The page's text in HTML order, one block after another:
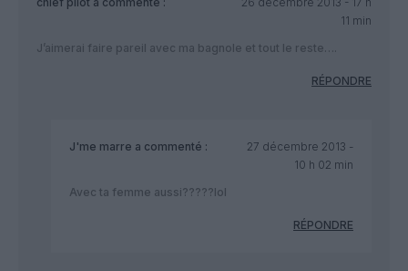
11 min
J’aimerai faire pareil avec ma bagnole et tout le reste….
RÉPONDRE
J'me marre a commenté :
27 décembre 2013 -
10 h 02 min
Avec ta femme aussi?????lol
RÉPONDRE